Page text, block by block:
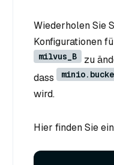
Wiederholen Sie
Konfigurationen
milvus_B
zu
dass
wird.
Hier finden Sie